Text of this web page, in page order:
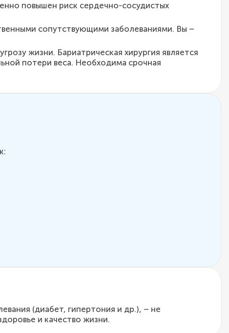
повышен риск сердечно-сосудистых
сопутствующими заболеваниями. Вы –
жизни. Бариатрическая хирургия является
потери веса. Необходима срочная
(диабет, гипертония и др.), – не
и качество жизни.